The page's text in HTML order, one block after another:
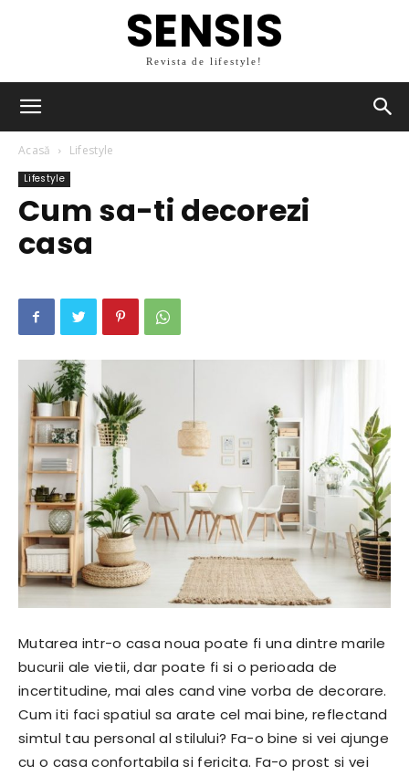
SENSIS
Revista de lifestyle!
Acasă Lifestyle
Lifestyle
Cum sa-ti decorezi
casa
Mutarea intr-o casa noua poate fi una dintre marile
bucurii ale vietii, dar poate fi si o perioada de
incertitudine, mai ales cand vine vorba de decorare.
Cum iti faci spatiul sa arate cel mai bine, reflectand
simtul tau personal al stilului? Fa-o bine si vei ajunge
cu o casa confortabila si fericita. Fa-o prost si vei